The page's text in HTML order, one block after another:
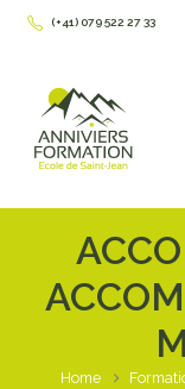
(+41) 079 522 27 33
Home